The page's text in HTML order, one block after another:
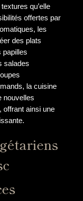
qu’elle
offertes par
les
des plats
papilles
salades
la cuisine
nouvelles
offrant ainsi une